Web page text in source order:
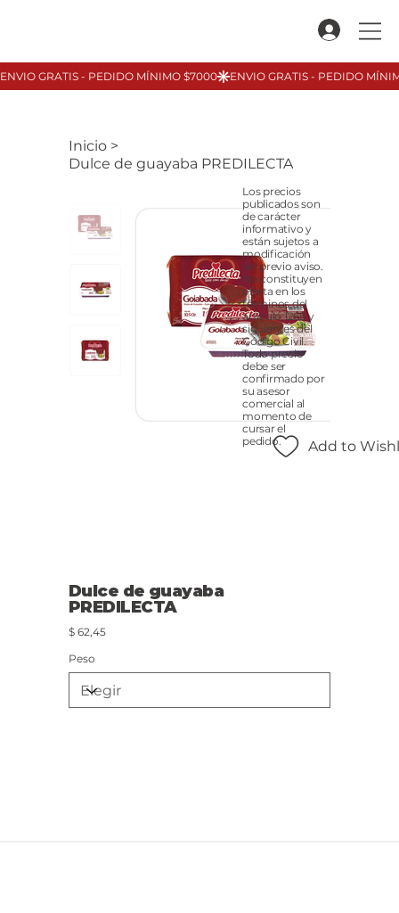
Inicio >
Dulce de guayaba PREDILECTA
Dulce de guayaba
PREDILECTA
Precio
$ 62,45
Peso
Add to
Los precios
publicados son
de carácter
informativo y
están sujetos a
modificación
sin previo aviso.
No constituyen
oferta en los
términos del
artículo 1265 y
siguientes del
Código Civil.
Todo precio
debe ser
confirmado por
su asesor
comercial al
momento de
cursar el
pedido.